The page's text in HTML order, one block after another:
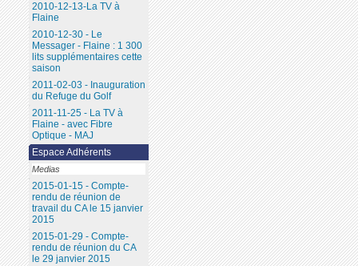
2010-12-13-La TV à
Flaine
2010-12-30 - Le
Messager - Flaine : 1 300
lits supplémentaires cette
saison
2011-02-03 - Inauguration
du Refuge du Golf
2011-11-25 - La TV à
Flaine - avec Fibre
Optique - MAJ
Espace Adhérents
Medias
2015-01-15 - Compte-
rendu de réunion de
travail du CA le 15 janvier
2015
2015-01-29 - Compte-
rendu de réunion du CA
le 29 janvier 2015